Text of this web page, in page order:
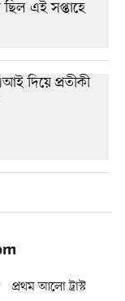
প্রথম আলো ট্রাস্ট